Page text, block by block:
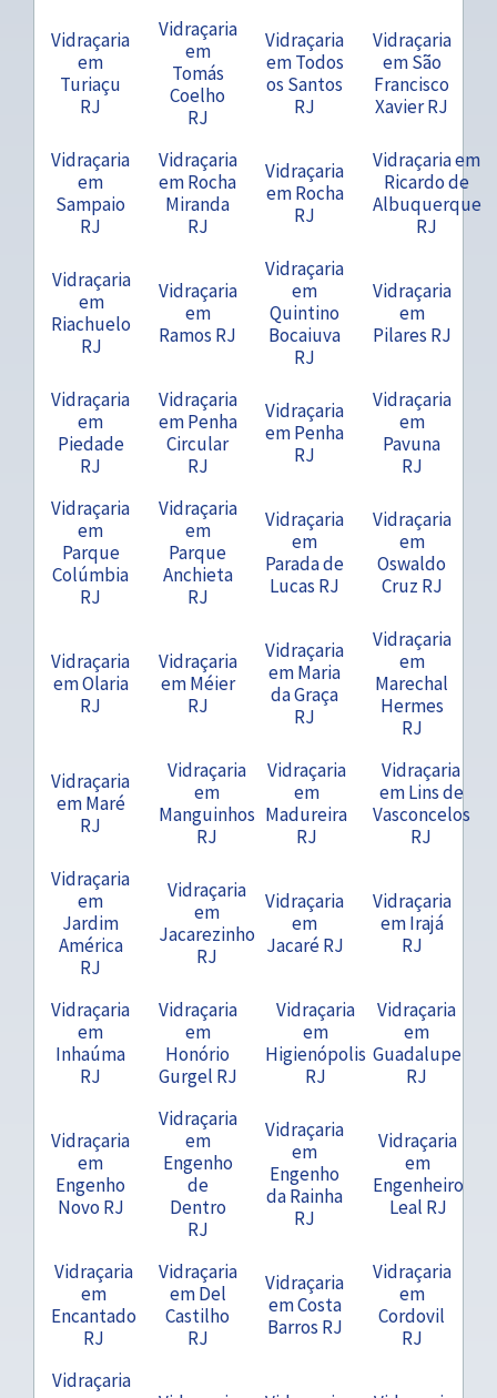
Vidraçaria
em
Turiaçu
RJ
Vidraçaria
em
Tomás
Coelho
RJ
Vidraçaria
em Todos
os Santos
RJ
Vidraçaria
em São
Francisco
Xavier RJ
Vidraçaria
em
Sampaio
RJ
Vidraçaria
em Rocha
Miranda
RJ
Vidraçaria
em Rocha
RJ
Vidraçaria em
Ricardo de
Albuquerque
RJ
Vidraçaria
em
Riachuelo
RJ
Vidraçaria
em
Ramos RJ
Vidraçaria
em
Quintino
Bocaiuva
RJ
Vidraçaria
em
Pilares RJ
Vidraçaria
em
Piedade
RJ
Vidraçaria
em Penha
Circular
RJ
Vidraçaria
em Penha
RJ
Vidraçaria
em
Pavuna
RJ
Vidraçaria
em
Parque
Colúmbia
RJ
Vidraçaria
em
Parque
Anchieta
RJ
Vidraçaria
em
Parada de
Lucas RJ
Vidraçaria
em
Oswaldo
Cruz RJ
Vidraçaria
em Olaria
RJ
Vidraçaria
em Méier
RJ
Vidraçaria
em Maria
da Graça
RJ
Vidraçaria
em
Marechal
Hermes
RJ
Vidraçaria
em Maré
RJ
Vidraçaria
em
Manguinhos
RJ
Vidraçaria
em
Madureira
RJ
Vidraçaria
em Lins de
Vasconcelos
RJ
Vidraçaria
em
Jardim
América
RJ
Vidraçaria
em
Jacarezinho
RJ
Vidraçaria
em
Jacaré RJ
Vidraçaria
em Irajá
RJ
Vidraçaria
em
Inhaúma
RJ
Vidraçaria
em
Honório
Gurgel RJ
Vidraçaria
em
Higienópolis
RJ
Vidraçaria
em
Guadalupe
RJ
Vidraçaria
em
Engenho
Novo RJ
Vidraçaria
em
Engenho
de
Dentro
RJ
Vidraçaria
em
Engenho
da Rainha
RJ
Vidraçaria
em
Engenheiro
Leal RJ
Vidraçaria
em
Encantado
RJ
Vidraçaria
em Del
Castilho
RJ
Vidraçaria
em Costa
Barros RJ
Vidraçaria
em
Cordovil
RJ
Vidraçaria